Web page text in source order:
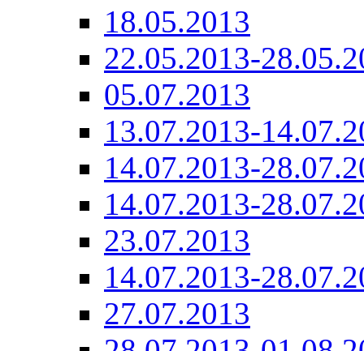
18.05.2013
22.05.2013-
05.07.2013
13.07.2013-
14.07.2013-
14.07.2013-
23.07.2013
14.07.2013-
27.07.2013